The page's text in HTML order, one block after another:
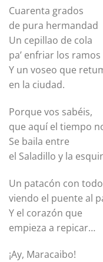
Cuarenta grados
de pura hermandad
Un cepillao de cola
pa’ enfriar los ramos
Y un voseo que
en la ciudad.
Porque vos sabéis,
que aquí el tiempo
Se baila entre
el Saladillo y la
Un patacón con
viendo el puente al
Y el corazón que
empieza a repicar…
¡Ay, Maracaibo!